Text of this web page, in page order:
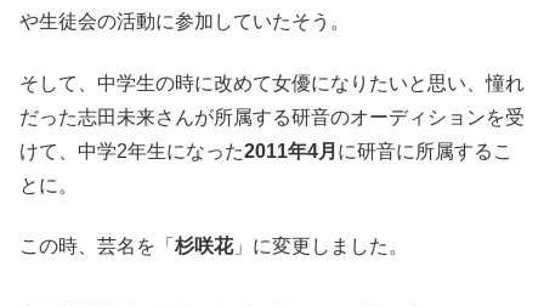
や生徒会の活動に参加していたそう。
そして、中学生の時に改めて女優になりたいと思い、憧れ
だった志田未来さんが所属する研音のオーディションを受
けて、中学2年生になった2011年4月 に研音に所属するこ
とに。
この時、芸名を「 杉咲花」に変更しました。